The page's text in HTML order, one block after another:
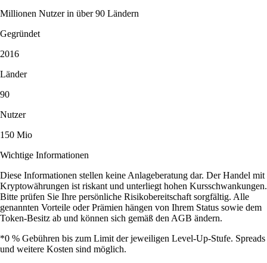
Millionen Nutzer in über 90 Ländern
Gegründet
2016
Länder
90
Nutzer
150 Mio
Wichtige Informationen
Diese Informationen stellen keine Anlageberatung dar. Der Handel mit
Kryptowährungen ist riskant und unterliegt hohen Kursschwankungen.
Bitte prüfen Sie Ihre persönliche Risikobereitschaft sorgfältig. Alle
genannten Vorteile oder Prämien hängen von Ihrem Status sowie dem
Token-Besitz ab und können sich gemäß den AGB ändern.
*0 % Gebühren bis zum Limit der jeweiligen Level-Up-Stufe. Spreads
und weitere Kosten sind möglich.